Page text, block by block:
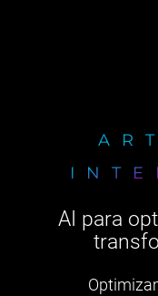
AI para